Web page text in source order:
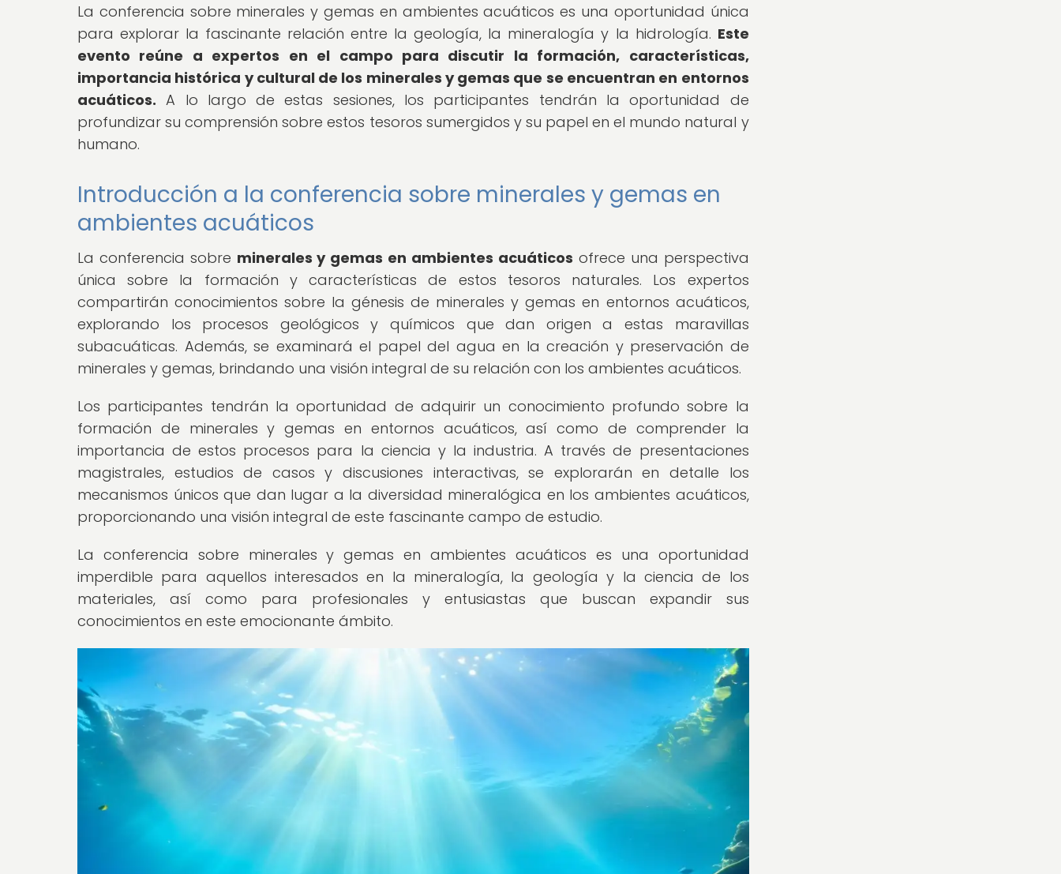
La conferencia sobre minerales y gemas en ambientes acuáticos es una oportunidad única
para explorar la fascinante relación entre la geología, la mineralogía y la hidrología. Este
evento reúne a expertos en el campo para discutir la formación, características,
importancia histórica y cultural de los minerales y gemas que se encuentran en entornos
acuáticos. A lo largo de estas sesiones, los participantes tendrán la oportunidad de
profundizar su comprensión sobre estos tesoros sumergidos y su papel en el mundo natural y
humano.
Introducción a la conferencia sobre minerales y gemas en
ambientes acuáticos
La conferencia sobre minerales y gemas en ambientes acuáticos ofrece una perspectiva
única sobre la formación y características de estos tesoros naturales. Los expertos
compartirán conocimientos sobre la génesis de minerales y gemas en entornos acuáticos,
explorando los procesos geológicos y químicos que dan origen a estas maravillas
subacuáticas. Además, se examinará el papel del agua en la creación y preservación de
minerales y gemas, brindando una visión integral de su relación con los ambientes acuáticos.
Los participantes tendrán la oportunidad de adquirir un conocimiento profundo sobre la
formación de minerales y gemas en entornos acuáticos, así como de comprender la
importancia de estos procesos para la ciencia y la industria. A través de presentaciones
magistrales, estudios de casos y discusiones interactivas, se explorarán en detalle los
mecanismos únicos que dan lugar a la diversidad mineralógica en los ambientes acuáticos,
proporcionando una visión integral de este fascinante campo de estudio.
La conferencia sobre minerales y gemas en ambientes acuáticos es una oportunidad
imperdible para aquellos interesados en la mineralogía, la geología y la ciencia de los
materiales, así como para profesionales y entusiastas que buscan expandir sus
conocimientos en este emocionante ámbito.